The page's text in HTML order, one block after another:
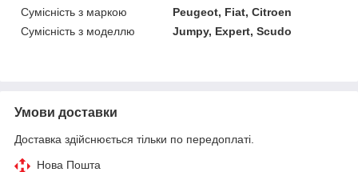
Сумісність з маркою
Peugeot, Fiat, Citroen
Сумісність з моделлю
Jumpy, Expert, Scudo
Умови доставки
Доставка здійснюється тільки по передоплаті.
Нова Пошта